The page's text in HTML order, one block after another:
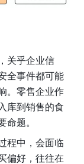
关乎企业信
全事件都可能
。零售企业作
库到销售的食
命题。
程中，会面临
偏好，往往在